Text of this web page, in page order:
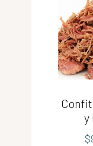
y
$